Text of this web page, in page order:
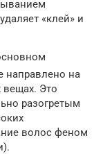
«клей» и
направлено на
вещах. Это
разогретым
волос феном